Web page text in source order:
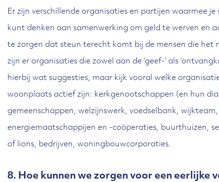
Er zijn verschillende organisaties en partijen waarmee
kunt denken aan samenwerking om geld te werven en
te zorgen dat steun terecht komt bij de mensen die het
zijn er organisaties die zowel aan de ‘geef-’ als
hierbij wat suggesties, maar kijk vooral welke
woonplaats actief zijn: kerkgenootschappen (en hun
gemeenschappen, welzijnswerk, voedselbank,
energiemaatschappijen en -coöperaties, buurthuizen,
of lions, bedrijven, woningbouwcorporaties.
8. Hoe kunnen we zorgen voor een eerlijke